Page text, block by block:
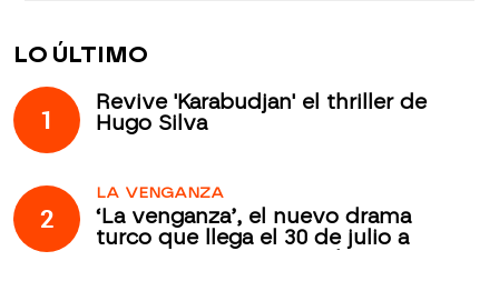
LO ÚLTIMO
1
Revive 'Karabudjan' el thriller de
Hugo Silva
2
LA VENGANZA
‘La venganza’, el nuevo drama
turco que llega el 30 de julio a